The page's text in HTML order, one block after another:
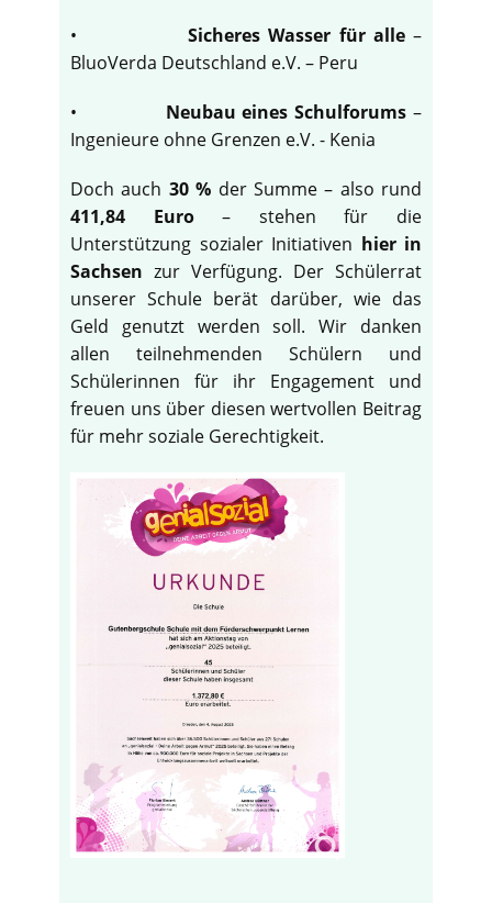
•Sicheres Wasser für alle–
BluoVerda Deutschland e.V. – Peru
• Neubau eines Schulforums –
Ingenieure ohne Grenzen e.V. - Kenia
Doch auch 30 % der Summe – also rund
411,84 Euro– stehen für die
Unterstützung sozialer Initiativen hier in
Sachsen zur Verfügung. Der Schülerrat
unserer Schule berät darüber, wie das
Geld genutzt werden soll. Wir danken
allen teilnehmenden Schülern und
Schülerinnen für ihr Engagement und
freuen uns über diesen wertvollen Beitrag
für mehr soziale Gerechtigkeit.